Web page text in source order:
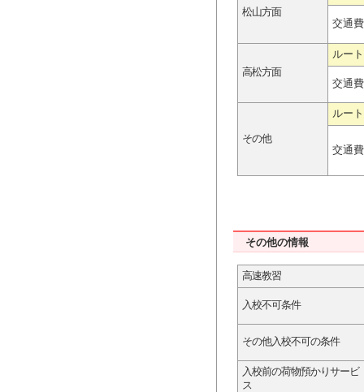
松山方面
交通
高松方面
ルート
交通
その他
ルート
交通
その他の情報
高速教習
入校不可条件
その他入校不可の条件
入校前の荷物預かりサービ
ス